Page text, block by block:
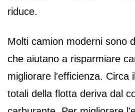
riduce.
Molti camion moderni sono
che aiutano a risparmiare
migliorare l'efficienza. Circa
totali della flotta deriva dal